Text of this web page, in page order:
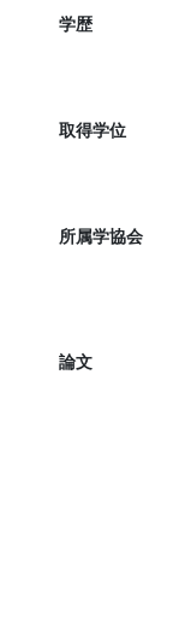
学歴
取得学位
所属学協会
論文